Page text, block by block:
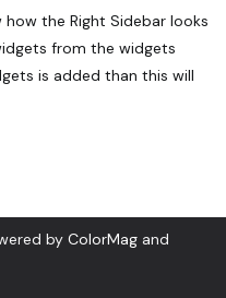
the Right Sidebar looks
from the widgets
is added than this will
by ColorMag and